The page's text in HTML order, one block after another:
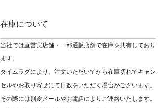
在庫について
当社では直営実店舗・一部通販店舗で在庫を共有しており
ます。
タイムラグにより、注文いただいてから在庫切れでキャン
セルやお取り寄せにて日数をいただく場合がございます。
その際には別途メールやお電話によりご連絡いたします。